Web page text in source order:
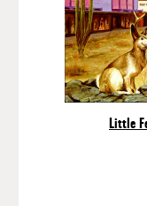
Little